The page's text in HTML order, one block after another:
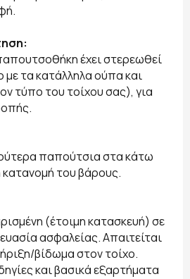
έχει στερεωθεί
τα κατάλληλα ούπα και
τύπο του τοίχου σας), για
παπούτσια στα κάτω
του βάρους.
(έτοιμη κατασκευή) σε
ασφαλείας. Απαιτείται
βίδωμα στον τοίχο.
και βασικά εξαρτήματα